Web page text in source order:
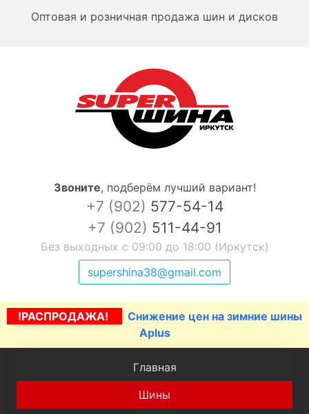
Оптовая и розничная продажа шин и дисков
Звоните, подберём лучший вариант!
+7 (902) 577-54-14
+7 (902) 511-44-91
Без выходных с 09:00 до 18:00 (Иркутск)
supershina38@gmail.com
!РАСПРОДАЖА!
Снижение цен на зимние шины
Aplus
Главная
Шины